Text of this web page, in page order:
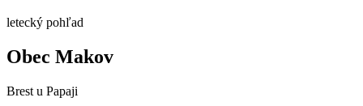
letecký pohľad
Obec Makov
Brest u Papaji